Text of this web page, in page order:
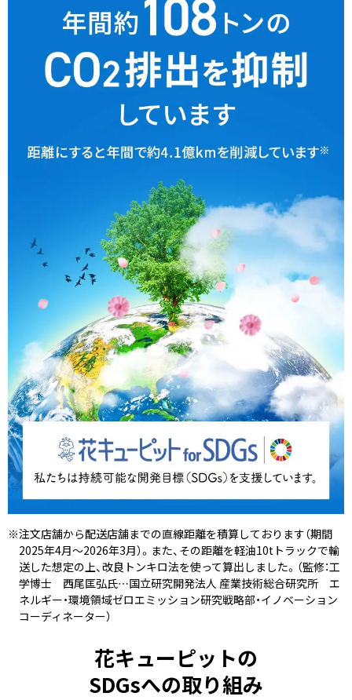
※注文店舗から配送店舗までの直線距離を積算しております（期間
2025年4月～2026年3月）。また、その距離を軽油10tトラックで輸
送した想定の上、改良トンキロ法を使って算出しました。（監修：工
学博士 西尾匡弘氏…国立研究開発法人 産業技術総合研究所 エ
ネルギー・環境領域ゼロエミッション研究戦略部・イノベーション
コーディネーター）
花キューピットの
SDGsへの取り組み